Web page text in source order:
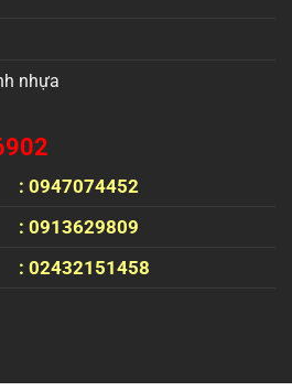
nhựa
: 0947074452
: 0913629809
: 02432151458